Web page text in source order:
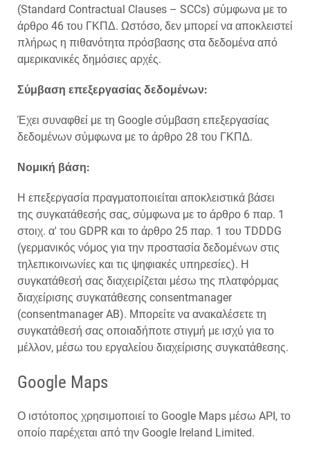
(Standard Contractual Clauses – SCCs) σύμφωνα με το
άρθρο 46 του ΓΚΠΔ. Ωστόσο, δεν μπορεί να αποκλειστεί
πλήρως η πιθανότητα πρόσβασης στα δεδομένα από
αμερικανικές δημόσιες αρχές.
Σύμβαση επεξεργασίας δεδομένων:
Έχει συναφθεί με τη Google σύμβαση επεξεργασίας
δεδομένων σύμφωνα με το άρθρο 28 του ΓΚΠΔ.
Νομική βάση:
Η επεξεργασία πραγματοποιείται αποκλειστικά βάσει
της συγκατάθεσής σας, σύμφωνα με το άρθρο 6 παρ. 1
στοιχ. α' του GDPR και το άρθρο 25 παρ. 1 του TDDDG
(γερμανικός νόμος για την προστασία δεδομένων στις
τηλεπικοινωνίες και τις ψηφιακές υπηρεσίες). Η
συγκατάθεσή σας διαχειρίζεται μέσω της πλατφόρμας
διαχείρισης συγκατάθεσης consentmanager
(consentmanager AB). Μπορείτε να ανακαλέσετε τη
συγκατάθεσή σας οποιαδήποτε στιγμή με ισχύ για το
μέλλον, μέσω του εργαλείου διαχείρισης συγκατάθεσης.
Google Maps
Ο ιστότοπος χρησιμοποιεί το Google Maps μέσω API, το
οποίο παρέχεται από την Google Ireland Limited.